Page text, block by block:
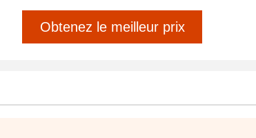
Obtenez le meilleur prix